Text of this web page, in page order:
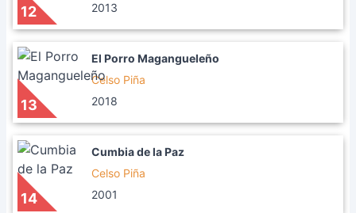
12
2013
13
El Porro Magangueleño
Celso Piña
2018
14
Cumbia de la Paz
Celso Piña
2001